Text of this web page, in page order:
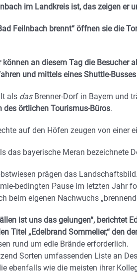
im Landkreis ist, das zeigen er
Feilnbach brennt“ öffnen sie die
können an diesem Tag die Besucher
und mittels eines Shuttle-
als dasBrenner-Dorf in Bayern und
des örtlichen Tourismus-Büros.
auf den Höfen zeugen von einer
das bayerische Meran bezeichnete
prägen das
bedingten Pause im letzten Jahr
beim eigenen Nachwuchs
ist uns das gelungen“, berichtet
Titel „Edelbrand Sommelier,“ den
rund um edle Brände erforderlich.
Sorten umfassenden Liste an
ebenfalls wie die meisten ihrer